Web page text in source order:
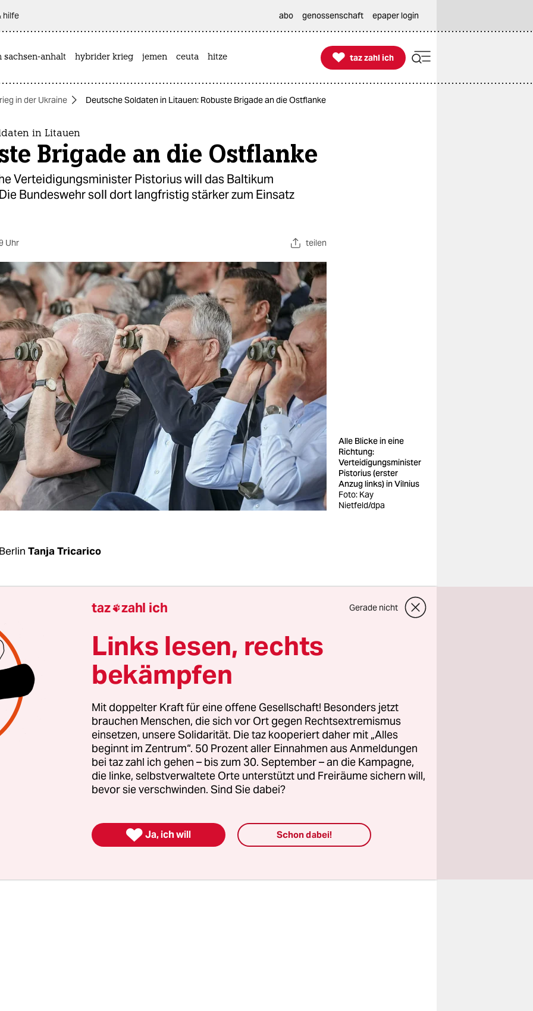
hilfe abo genossenschaft epaper login
sachsen-anhalt hybrider krieg jemen ceuta hitze 
taz zahl ich
taz zahl ich
in der Ukraine Deutsche Soldaten in Litauen: Robuste Brigade an die Ostflanke
in Litauen
Brigade an die Ostflanke
Verteidigungsminister Pistorius will das Baltikum
Bundeswehr soll dort langfristig stärker zum Einsatz
Uhr teilen
Alle Blicke in eine
Richtung:
Verteidigungsminister
Pistorius (erster
Anzug links) in Vilnius
Foto: Kay
Nietfeld/dpa
Tanja Tricarico
ist eine Überraschung: Geht es nach
Boris Pistorius (SPD), sollen künftig
Sol­da­t:in­nen der Bundeswehr dauerhaft in Litauen
Grund für die Zusage ist die langfristige Stärkung
als Antwort auf den russischen Angriffskrieg auf
die Bundeswehr in Litauen vor Ort, aktuell mit etwa 800
an verschiedenen Standorten. Um eine „robuste Brigade“
es Kasernen und Übungsmöglichkeiten, bei einer
Stationierung auch Plätze und Infrastruktur für die
Soldat:innen, sagte Pistorius bei seinem Besuch in
Erst müssten die Voraussetzungen geschaffen
hat sich bereit erklärt, beim Aufbau der Infrastruktur
taz zahl ich Gerade nicht
Links lesen, rechts
bekämpfen
Mit doppelter Kraft für eine offene Gesellschaft! Besonders jetzt
brauchen Menschen, die sich vor Ort gegen Rechtsextremismus
einsetzen, unsere Solidarität. Die taz kooperiert daher mit „Alles
beginnt im Zentrum“. 50 Prozent aller Einnahmen aus Anmeldungen
bei taz zahl ich gehen – bis zum 30. September – an die Kampagne,
die linke, selbstverwaltete Orte unterstützt und Freiräume sichern will,
bevor sie verschwinden. Sind Sie dabei?
 Ja, ich will Schon dabei!